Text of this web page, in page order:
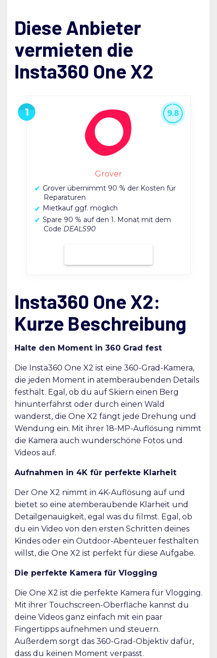
Diese Anbieter
vermieten die
Insta360 One X2
Grover
Grover übernimmt 90 % der Kosten für
Reparaturen
Mietkauf ggf. möglich
Spare 90 % auf den 1. Monat mit dem
Code DEALS90
9.8
Insta360 One X2:
Kurze Beschreibung
Halte den Moment in 360 Grad fest
Die Insta360 One X2 ist eine 360-Grad-Kamera,
die jeden Moment in atemberaubenden Details
festhält. Egal, ob du auf Skiern einen Berg
hinunterfährst oder durch einen Wald
wanderst, die One X2 fängt jede Drehung und
Wendung ein. Mit ihrer 18-MP-Auflösung nimmt
die Kamera auch wunderschöne Fotos und
Videos auf.
Aufnahmen in 4K für perfekte Klarheit
Der One X2 nimmt in 4K-Auflösung auf und
bietet so eine atemberaubende Klarheit und
Detailgenauigkeit, egal was du filmst. Egal, ob
du ein Video von den ersten Schritten deines
Kindes oder ein Outdoor-Abenteuer festhalten
willst, die One X2 ist perfekt für diese Aufgabe.
Die perfekte Kamera für Vlogging
Die One X2 ist die perfekte Kamera für Vlogging.
Mit ihrer Touchscreen-Oberfläche kannst du
deine Videos ganz einfach mit ein paar
Fingertipps aufnehmen und steuern.
Außerdem sorgt das 360-Grad-Objektiv dafür,
dass du keinen Moment verpasst.